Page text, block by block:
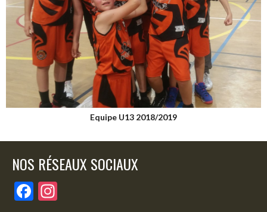
Equipe U13 2018/2019
NOS RÉSEAUX SOCIAUX
F